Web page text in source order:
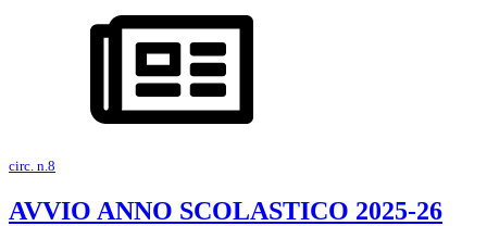
circ. n.8
AVVIO ANNO SCOLASTICO 2025-26